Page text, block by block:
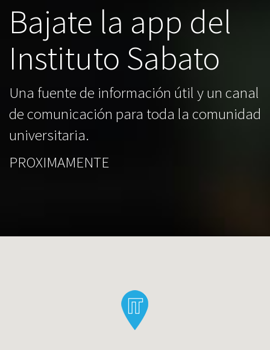
Bajate la app del
Instituto Sabato
Una fuente de información útil y un canal
de comunicación para toda la comunidad
universitaria.
PROXIMAMENTE